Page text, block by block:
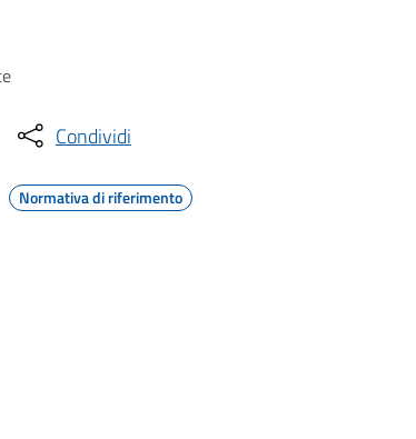
Condividi
Normativa di riferimento